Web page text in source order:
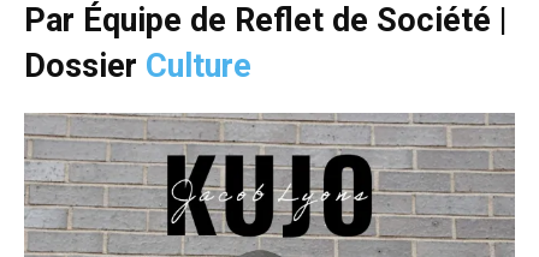
Par Équipe de Reflet de Société |
Dossier Culture